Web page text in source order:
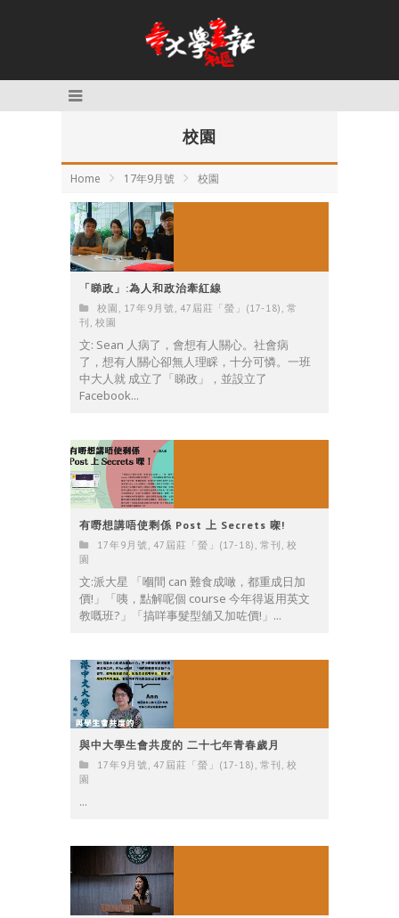
校園
Home 17年9月號 校園
「睇政」:為人和政治牽紅線
校園 17年9月號 47屆莊「螢」(17-18) 常
刊 校園
文: Sean 人病了，會想有人關心。社會病
了，想有人關心卻無人理睬，十分可憐。一班
中大人就 成立了「睇政」，並設立了
Facebook...
有嘢想講唔使剩係 Post 上 Secrets 㗎!
17年9月號 , 47屆莊「螢」(17-18) , 常刊 , 校
園
文:派大星 「嗰間 can 難食成噉，都重成日加
價!」「咦，點解呢個 course 今年得返用英文
教嘅班?」「搞咩事髮型舖又加咗價!」...
與中大學生會共度的 二十七年青春歲月
17年9月號 , 47屆莊「螢」(17-18) , 常刊 , 校
園
...